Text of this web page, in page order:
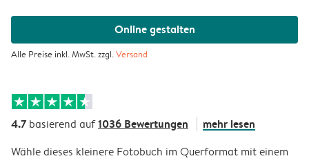
Online gestalten
Alle Preise inkl. MwSt. zzgl.Versand
4.7 basierend auf1036 Bewertungen mehr lesen
Wähle dieses kleinere Fotobuch im Querformat mit einem